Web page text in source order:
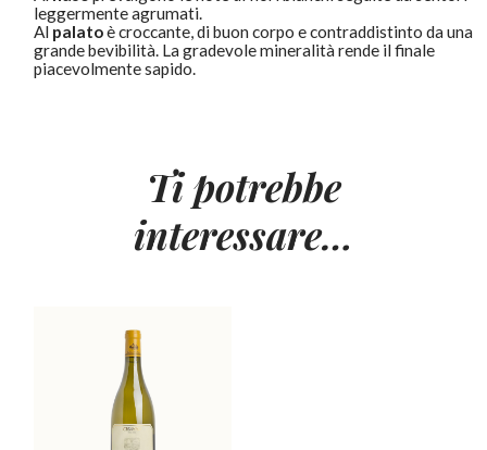
leggermente agrumati.
Al palatoè croccante, di buon corpo e contraddistinto da una
grande bevibilità. La gradevole mineralità rende il finale
piacevolmente sapido.
Ti potrebbe
interessare…